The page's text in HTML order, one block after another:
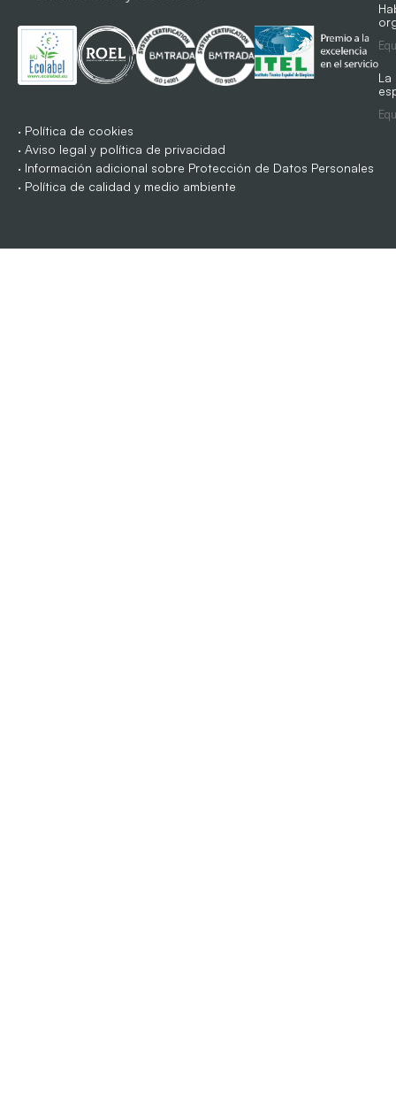
· Política de cookies
· Aviso legal y política de privacidad
· Información adicional sobre Protección de Datos Personales
· Política de calidad y medio ambiente